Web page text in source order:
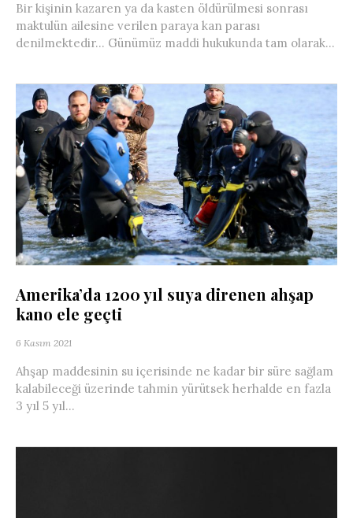
Bir kişinin kazaren ya da kasten öldürülmesi sonrası
maktulün ailesine verilen paraya kan parası
denilmektedir… Günümüz maddi hukukunda tam olarak...
Amerika’da 1200 yıl suya direnen ahşap
kano ele geçti
6 Kasım 2021
Ahşap maddesinin su içerisinde ne kadar bir süre sağlam
kalabileceği üzerinde tahmin yürütsek herhalde en fazla
3 yıl 5 yıl...